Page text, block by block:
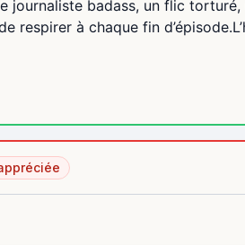
journaliste badass, un flic
respirer à chaque fin